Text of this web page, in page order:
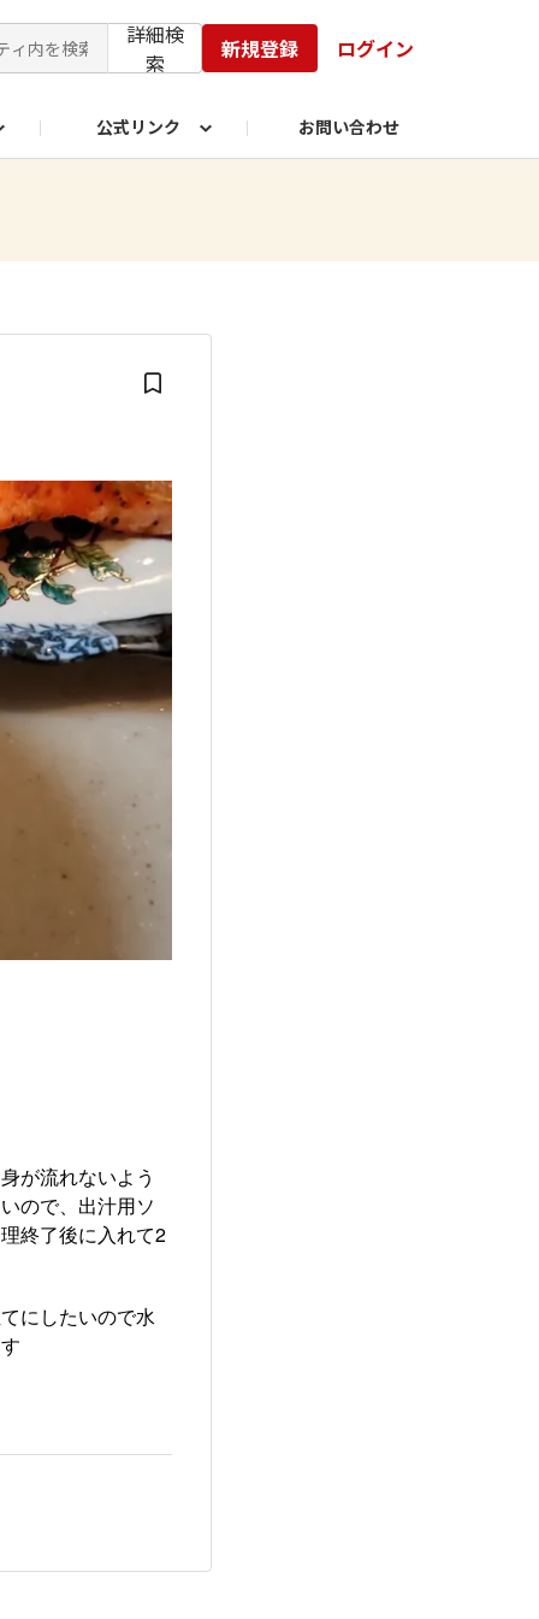
詳細検
索
新規登録 ログイン
公式リンク お問い合わせ
が流れないよう
ので、出汁用ソ
終了後に入れて2
にしたいので水